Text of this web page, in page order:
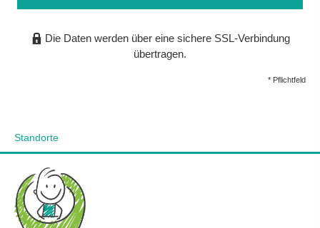
Die Daten werden über eine sichere SSL-Verbindung
übertragen.
* Pflichtfeld
Standorte